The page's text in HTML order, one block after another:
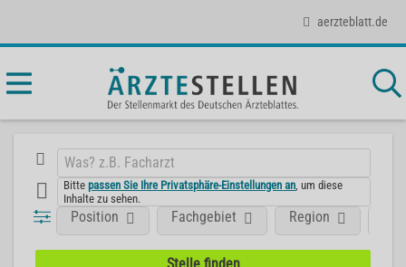
aerzteblatt.de
Bittepassen Sie Ihre Privatsphäre-Einstellungen an , um diese
Inhalte zu sehen.
Position Fachgebiet Region